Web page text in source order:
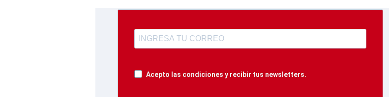
Acepto las condiciones y recibir tus newsletters.